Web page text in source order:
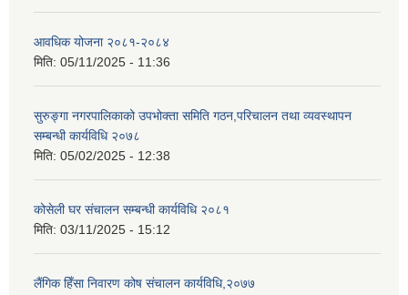
आवधिक योजना २०८१-२०८४
मिति: 05/11/2025 - 11:36
सुरुङ्गा नगरपालिकाको उपभोक्ता समिति गठन,परिचालन तथा व्यवस्थापन
सम्बन्धी कार्यविधि २०७८
मिति: 05/02/2025 - 12:38
कोसेली घर संचालन सम्बन्धी कार्यविधि २०८१
मिति: 03/11/2025 - 15:12
लैंगिक हिँसा निवारण कोष संचालन कार्यविधि,२०७७